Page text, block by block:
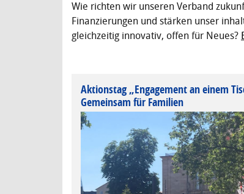
Wie richten wir unseren Verband
Finanzierungen und stärken unser
gleichzeitig innovativ, offen für Neues?
Aktionstag „Engagement an einem
Gemeinsam für Familien